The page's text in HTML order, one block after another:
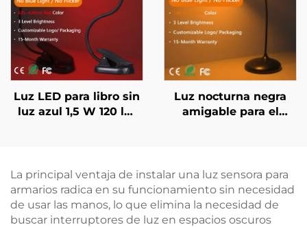
Luz LED para libro sin
luz azul 1,5 W 120 lm
de lectura cuerpo
negro
Luz nocturna negra
amigable para el
batería recargable de
1800 mAh
La principal ventaja de instalar una luz sensora para
armarios radica en su funcionamiento sin necesidad
de usar las manos, lo que elimina la necesidad de
buscar interruptores de luz en espacios oscuros